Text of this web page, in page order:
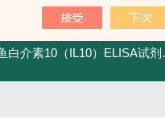
白介素10（IL10）ELISA试剂盒发货及时